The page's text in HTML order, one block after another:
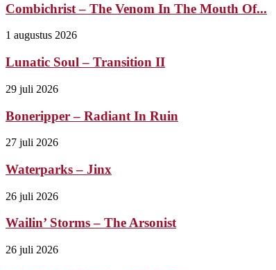
Combichrist – The Venom In The Mouth Of...
1 augustus 2026
Lunatic Soul – Transition II
29 juli 2026
Boneripper – Radiant In Ruin
27 juli 2026
Waterparks – Jinx
26 juli 2026
Wailin’ Storms – The Arsonist
26 juli 2026